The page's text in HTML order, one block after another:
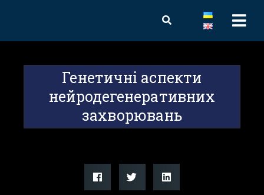
Генетичні аспекти
нейродегенеративних
захворювань